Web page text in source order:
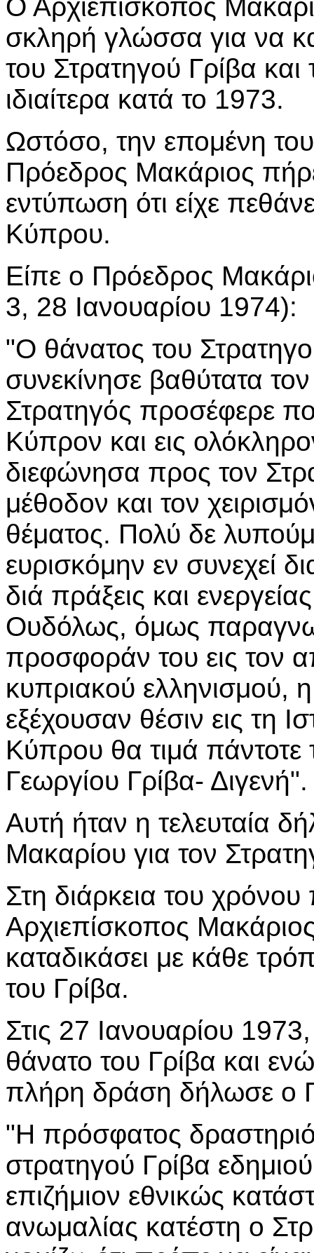
Ο Αρχιεπίσκοπος
σκληρή γλώσσα για να
του Στρατηγού Γρίβα
ιδιαίτερα κατά το 1973.
Ωστόσο, την επομένη
Πρόεδρος Μακάριος
εντύπωση ότι είχε
Κύπρου.
Είπε ο Πρόεδρος
3, 28 Ιανουαρίου 1974):
"Ο θάνατος του
συνεκίνησε βαθύτατα
Στρατηγός προσέφερε
Κύπρον και εις
διεφώνησα προς τον
μέθοδον και τον
θέματος. Πολύ δε
ευρισκόμην εν συνεχεί
διά πράξεις και
Ουδόλως, όμως
προσφοράν του εις τον
κυπριακού ελληνισμού,
εξέχουσαν θέσιν εις τη
Κύπρου θα τιμά
Γεωργίου Γρίβα- Διγενή".
Αυτή ήταν η τελευταία
Μακαρίου για τον
Στη διάρκεια του
Αρχιεπίσκοπος
καταδικάσει με κάθε
του Γρίβα.
Στις 27 Ιανουαρίου
θάνατο του Γρίβα και
πλήρη δράση δήλωσε ο
"Η πρόσφατος
στρατηγού Γρίβα
επιζήμιον εθνικώς
ανωμαλίας κατέστη ο